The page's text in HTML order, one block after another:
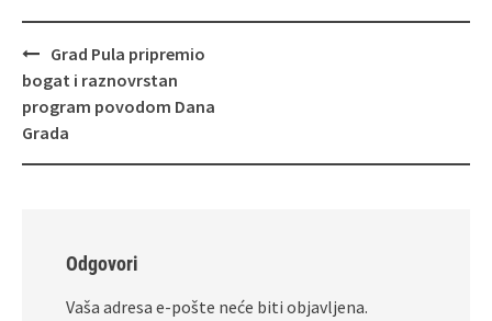
Navigacija
objava
Grad Pula pripremio
bogat i raznovrstan
program povodom Dana
Grada
Odgovori
Vaša adresa e-pošte neće biti objavljena.